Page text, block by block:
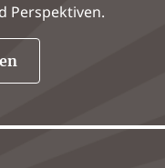
Perspektiven.